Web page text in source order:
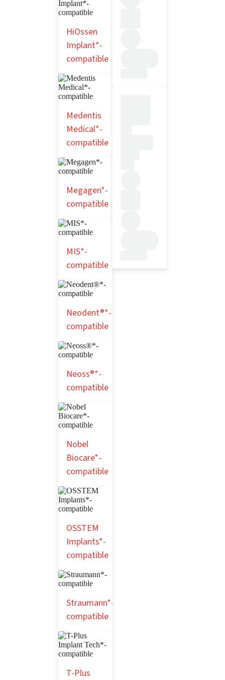
HiOssen
Implant*-
compatible
Medentis
Medical*-
compatible
Megagen*-
compatible
MIS*-
compatible
Neodent®*-
compatible
Neoss®*-
compatible
Nobel
Biocare*-
compatible
OSSTEM
Implants*-
compatible
Straumann*-
compatible
T-Plus